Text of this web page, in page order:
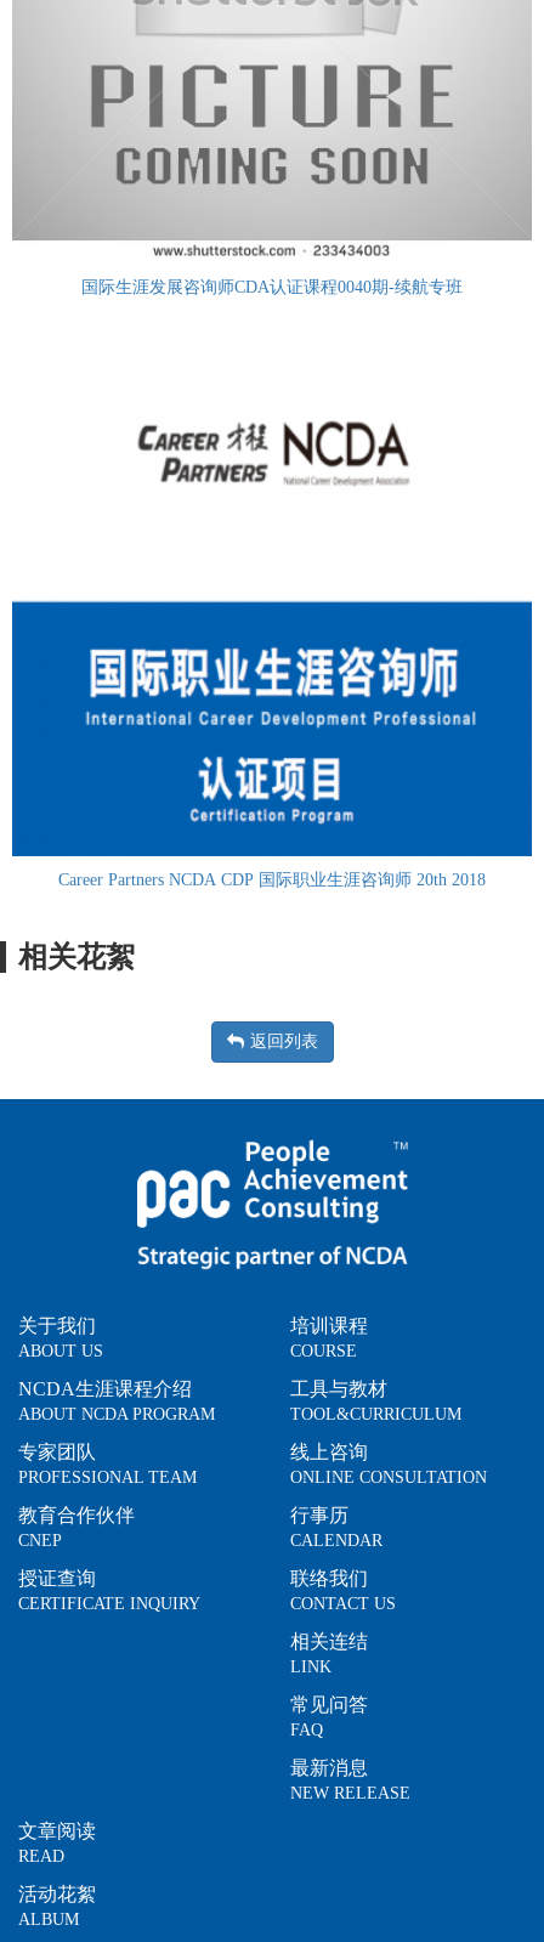
国际生涯发展咨询师CDA认证课程0040期-续航专班
Career Partners NCDA CDP 国际职业生涯咨询师 20th 2018
相关花絮
返回列表
关于我们
ABOUT US
NCDA生涯课程介绍
ABOUT NCDA PROGRAM
专家团队
PROFESSIONAL TEAM
教育合作伙伴
CNEP
授证查询
CERTIFICATE INQUIRY
培训课程
COURSE
工具与教材
TOOL&CURRICULUM
线上咨询
ONLINE CONSULTATION
行事历
CALENDAR
联络我们
CONTACT US
相关连结
LINK
常见问答
FAQ
最新消息
NEW RELEASE
文章阅读
READ
活动花絮
ALBUM